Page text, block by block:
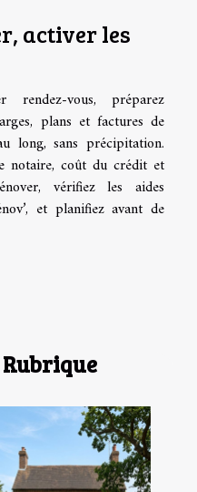
activer les
vous, préparez
plans et factures de
long, sans précipitation.
notaire, coût du crédit et
vérifiez les aides
et planifiez avant de
Rubrique